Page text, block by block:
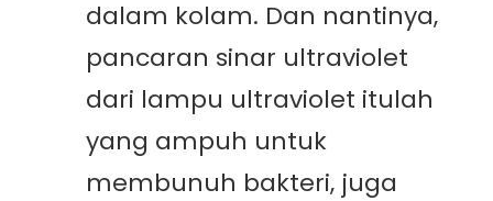
dalam kolam. Dan nantinya,
pancaran sinar ultraviolet
dari lampu ultraviolet itulah
yang ampuh untuk
membunuh bakteri, juga